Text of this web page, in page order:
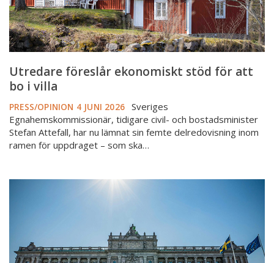
villa
Utredare föreslår ekonomiskt stöd för att
bo i villa
PRESS/OPINION 4 JUNI 2026 Sveriges
Egnahemskommissionär, tidigare civil- och bostadsminister
Stefan Attefall, har nu lämnat sin femte delredovisning inom
ramen för uppdraget – som ska…
Riksdagen
hyrköp